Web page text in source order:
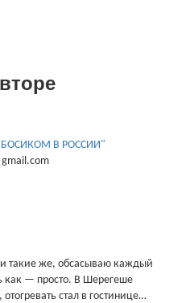
"БОСИКОМ В РОССИИ"
такие же, обсасываю каждый
как — просто. В Шерегеше
стал в гостинице…